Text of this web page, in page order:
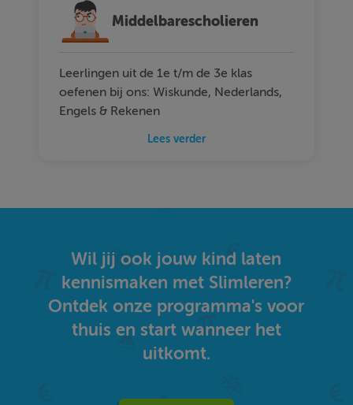
Middelbarescholieren
Leerlingen uit de 1e t/m de 3e klas
oefenen bij ons: Wiskunde, Nederlands,
Engels & Rekenen
Lees verder
Wil jij ook jouw kind laten
kennismaken met Slimleren?
Ontdek onze programma's voor
thuis en start wanneer het
uitkomt.